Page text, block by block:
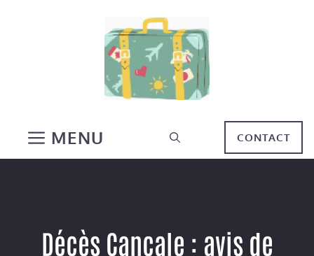
MENU CONTACT
Décès Cancale : avis de